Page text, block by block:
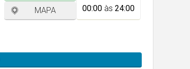
MAPA
00:00às 24:00